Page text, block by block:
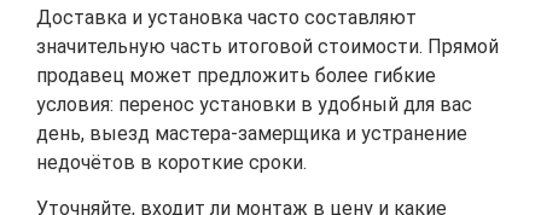
Доставка и установка часто составляют
значительную часть итоговой стоимости. Прямой
продавец может предложить более гибкие
условия: перенос установки в удобный для вас
день, выезд мастера-замерщика и устранение
недочётов в короткие сроки.
Уточняйте, входит ли монтаж в цену и какие